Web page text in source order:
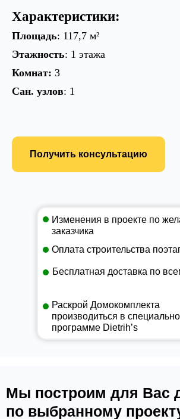
Характеристики:
Площадь: 117,7 м²
Этажность: 1 этажа
Комнат: 3
Сан. узлов: 1
Получить консультацию
Изменения в проекте по
заказчика
Оплата строительства
Бесплатная доставка по
Раскрой Домокомплекта
производиться в
программе Dietrih’s
Мы построим для Вас
по выбранному